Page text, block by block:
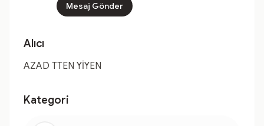
Mesaj Gönder
Alıcı
AZAD TTEN YİYEN
Kategori